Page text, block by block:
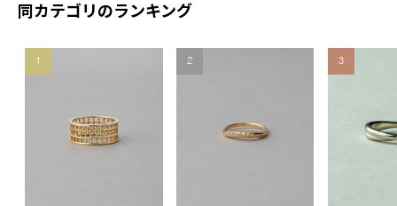
同カテゴリのランキング
1 2 3